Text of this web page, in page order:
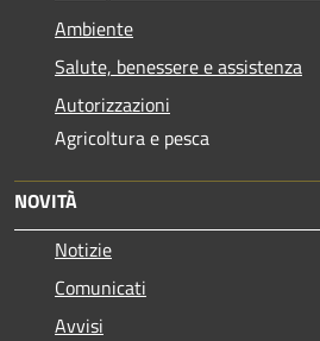
Ambiente
Salute, benessere e assistenza
Autorizzazioni
Agricoltura e pesca
NOVITÀ
Notizie
Comunicati
Avvisi